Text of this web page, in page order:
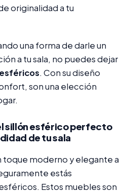
originalidad a tu
una forma de darle un
a tu sala, no puedes dejar
. Con su diseño
son una elección
sillón esférico perfecto
de tu sala
toque moderno y elegante a
estás
Estos muebles son